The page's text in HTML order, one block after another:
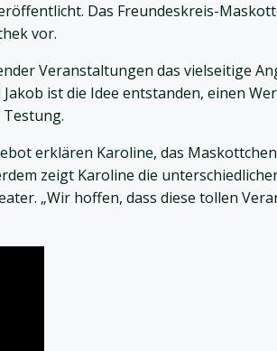
Das Freundeskreis-
vor.
Veranstaltungen das vielseitige
ist die Idee entstanden, einen
erklären Karoline, das
zeigt Karoline die
„Wir hoffen, dass diese tollen